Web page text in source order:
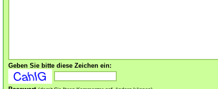
Geben Sie bitte diese Zeichen ein: